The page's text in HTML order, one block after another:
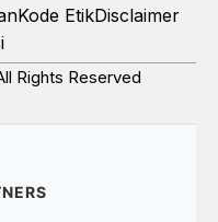
Kode EtikDisclaimer
Rights Reserved